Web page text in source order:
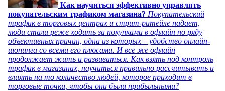
Как научиться эффективно управлять
покупательским трафиком магазина? Покупательский
трафик в торговых центрах и стрит-ритейле падает,
люди стали реже ходить за покупками в офлайн по ряду
объективных причин, одна из которых – удобство онлайн-
шопинга со всеми его плюсами. И все же офлайн
продолжает жить и развиваться. Как взять под контроль
трафик в магазинах, научиться правильно рассчитывать и
влиять на то количество людей, которое приходит в
торговые точки, чтобы они были прибыльными?